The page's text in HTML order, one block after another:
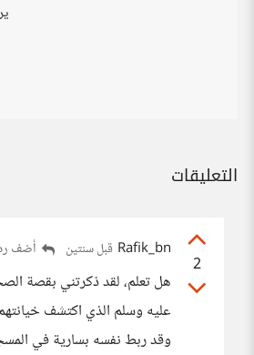
التعليقات
2
Rafik_bn قبل سنتين أضف
هل تعلم، لقد ذكرتني بقصة
عليه وسلم الذي اكتشف
وقد ربط نفسه بسارية في